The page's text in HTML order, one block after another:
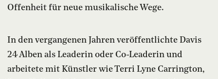
Offenheit für neue musikalische Wege.
In den vergangenen Jahren veröffentlichte Davis
24 Alben als Leaderin oder Co-Leaderin und
arbeitete mit Künstler wie Terri Lyne Carrington,